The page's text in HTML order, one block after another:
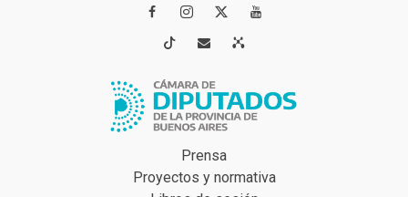
 
 
Prensa
Proyectos y normativa